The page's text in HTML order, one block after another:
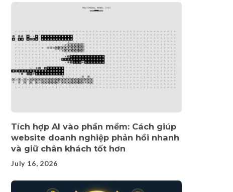
Tích hợp AI vào phần mềm: Cách giúp
website doanh nghiệp phản hồi nhanh
và giữ chân khách tốt hơn
July 16, 2026